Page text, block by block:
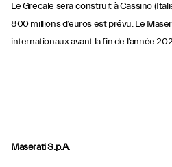
Le Grecale sera construit à Cassino
800 millions d’euros est prévu. Le
internationaux avant la fin de l’année
Maserati S.p.A.